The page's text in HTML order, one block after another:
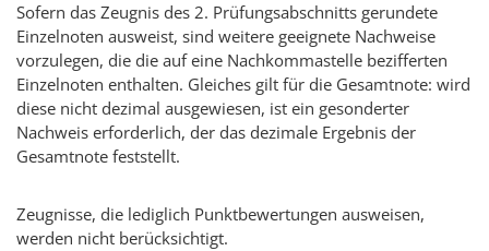
Sofern das Zeugnis des 2. Prüfungsabschnitts gerundete
Einzelnoten ausweist, sind weitere geeignete Nachweise
vorzulegen, die die auf eine Nachkommastelle bezifferten
Einzelnoten enthalten. Gleiches gilt für die Gesamtnote: wird
diese nicht dezimal ausgewiesen, ist ein gesonderter
Nachweis erforderlich, der das dezimale Ergebnis der
Gesamtnote feststellt.
Zeugnisse, die lediglich Punktbewertungen ausweisen,
werden nicht berücksichtigt.